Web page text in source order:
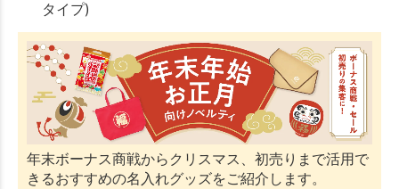
年末ボーナス商戦からクリスマス、初売りまで活用で
きるおすすめの名入れグッズをご紹介します。